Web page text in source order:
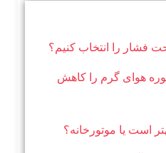
فشار را انتخاب کنیم؟
هوای گرم را کاهش
است یا موتورخانه؟